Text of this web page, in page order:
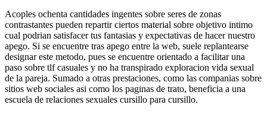
Acoples ochenta cantidades ingentes sobre seres de zonas
contrastantes pueden repartir ciertos material sobre objetivo intimo
cual podrian satisfacer tus fantasias y expectativas de hacer nuestro
apego. Si se encuentre tras apego entre la web, suele replantearse
designar este metodo, pues se encuentre orientado a facilitar una
paso sobre tlf casuales y no ha transpirado exploracion vida sexual
de la pareja. Sumado a otras prestaciones, como las companias sobre
sitios web sociales asi­ como los paginas de trato, beneficia a una
escuela de relaciones sexuales cursillo para cursillo.